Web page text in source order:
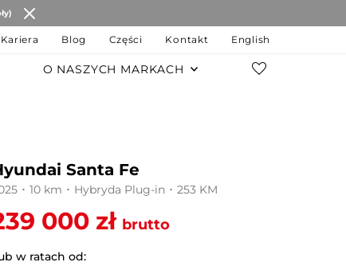
Kariera Blog Części Kontakt English
O NASZYCH MARKACH
JAC Motors
Santa Fe
･ 10 km ･ Hybryda Plug-in ･ 253 KM
000 zł brutto
w ratach od: